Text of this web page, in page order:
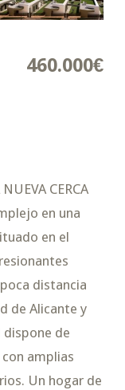
460.000€
CERCA
en una
en el
distancia
de Alicante y
dispone de
amplias
Un hogar de